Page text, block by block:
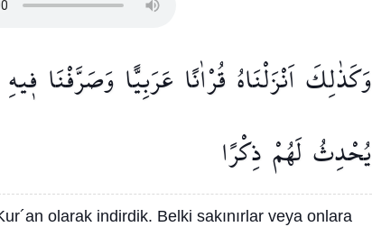
وَكَذٰلِكَاَنْزَلْنَاهُ قُرْاٰنًا عَرَبِيًّا وَصَرَّفْنَا ف۪يهِ
يُحْدِثُلَهُمْ ذِكْرًا
olarak indirdik. Belki sakınırlar veya onlara